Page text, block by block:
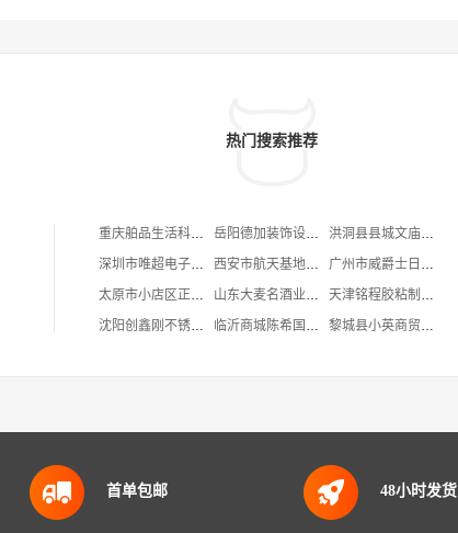
热门搜索推荐
重庆舶品生活科技有限公司 岳阳德加装饰设计工程有限公司
洪洞县县城文庙街饼子铺
深圳市唯超电子商务有限公司
西安市航天基地倩亚服装店
广州市威爵士日用品有限公司
太原市小店区正茂源眼镜店
山东大麦名酒业有限公司
天津铭程胶粘制品有限公司
沈阳创鑫刚不锈钢有限公司
临沂商城陈希国塑料原料及助剂销售部 黎城县小英商贸经营部
首单包邮 48小时发货